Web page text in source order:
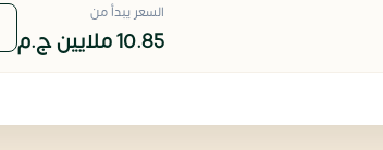
السعر يبدأ من
10.85 ملايين ج.م